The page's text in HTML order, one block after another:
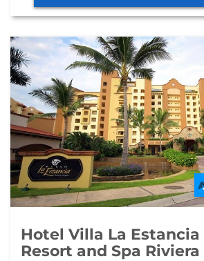
Hotel Villa La Estancia
Resort and Spa